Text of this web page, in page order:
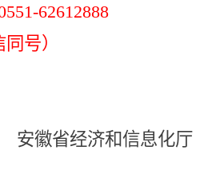
62612888
号）
安徽省经济和信息化厅